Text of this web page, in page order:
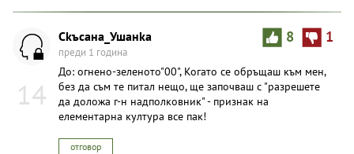
14
8 1
Ckъcaнa_Ушaнka
преди 1 година
До: огнено-зеленото"00", Когато се обръщаш към мен,
без да съм те питал нещо, ще започваш с "разрешете
да доложа г-н надполковник" - признак на
елементарна култура все пак!
отговор